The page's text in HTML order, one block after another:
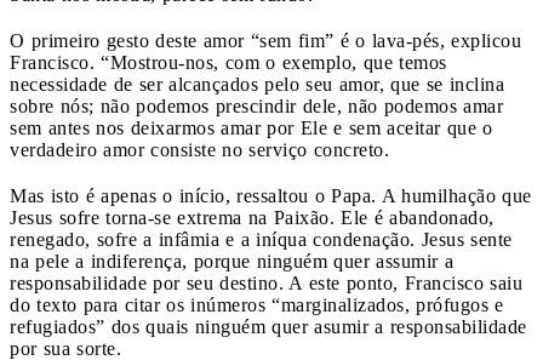
O primeiro gesto deste amor “sem fim” é o lava-pés, explicou
Francisco. “Mostrou-nos, com o exemplo, que temos
necessidade de ser alcançados pelo seu amor, que se inclina
sobre nós; não podemos prescindir dele, não podemos amar
sem antes nos deixarmos amar por Ele e sem aceitar que o
verdadeiro amor consiste no serviço concreto.
Mas isto é apenas o início, ressaltou o Papa. A humilhação que
Jesus sofre torna-se extrema na Paixão. Ele é abandonado,
renegado, sofre a infâmia e a iníqua condenação. Jesus sente
na pele a indiferença, porque ninguém quer assumir a
responsabilidade por seu destino. A este ponto, Francisco saiu
do texto para citar os inúmeros “marginalizados, prófugos e
refugiados” dos quais ninguém quer asumir a responsabilidade
por sua sorte.